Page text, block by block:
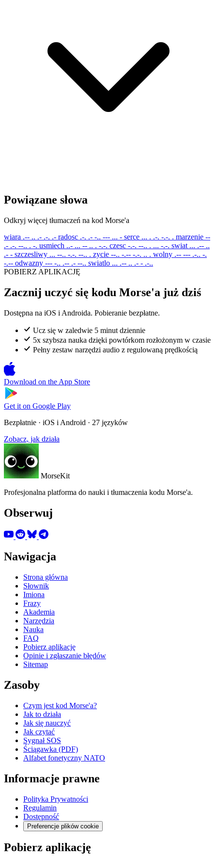
Powiązane słowa
Odkryj więcej tłumaczeń na kod Morse'a
wiara .-- .. .- .-. .- radosc .-. .- -.. --- ... - serce ... . .-. -.-. . marzenie --
.- .-. --.. . -. usmiech ..- ... -- .. . -.-. czesc -.-. --.. . ... -.-. swiat ... .-- ..
.- - szczesliwy ... --.. -.-. --.. . zycie --.. -.-- -.-. .. . wolny .-- --- .-.. -.
-.-- odwazny --- -.. .-- .- --.. swiatlo ... .-- .. .- - .-..
POBIERZ APLIKACJĘ
Zacznij uczyć się kodu Morse'a już dziś
Dostępna na iOS i Androida. Pobieranie bezpłatne.
Ucz się w zaledwie 5 minut dziennie
5x szybsza nauka dzięki powtórkom rozłożonym w czasie
Pełny zestaw narzędzi audio z regulowaną prędkością
Download on the App Store
Get it on Google Play
Bezpłatnie · iOS i Android · 27 języków
Zobacz, jak działa
MorseKit
Profesjonalna platforma do nauki i tłumaczenia kodu Morse'a.
Obserwuj
Nawigacja
Strona główna
Słownik
Imiona
Frazy
Akademia
Narzędzia
Nauka
FAQ
Pobierz aplikację
Opinie i zgłaszanie błędów
Sitemap
Zasoby
Czym jest kod Morse'a?
Jak to działa
Jak się nauczyć
Jak czytać
Sygnał SOS
Ściągawka (PDF)
Alfabet fonetyczny NATO
Informacje prawne
Polityka Prywatności
Regulamin
Dostępność
Preferencje plików cookie
Pobierz aplikację